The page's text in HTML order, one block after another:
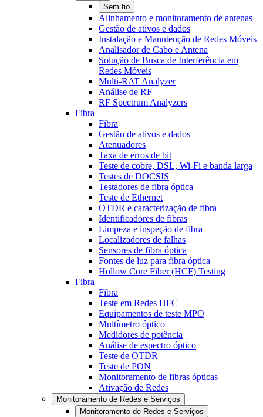
Sem fio
Alinhamento e monitoramento de antenas
Gestão de ativos e dados
Instalação e Manutenção de Redes Móveis
Analisador de Cabo e Antena
Solução de Busca de Interferência em
Redes Móveis
Multi-RAT Analyzer
Análise de RF
RF Spectrum Analyzers
Fibra
Fibra
Gestão de ativos e dados
Atenuadores
Taxa de erros de bit
Teste de cobre, DSL, Wi-Fi e banda larga
Testes de DOCSIS
Testadores de fibra óptica
Teste de Ethernet
OTDR e caracterização de fibra
Identificadores de fibras
Limpeza e inspeção de fibra
Localizadores de falhas
Sensores de fibra óptica
Fontes de luz para fibra óptica
Hollow Core Fiber (HCF) Testing
Fibra
Fibra
Teste em Redes HFC
Equipamentos de teste MPO
Multímetro óptico
Medidores de potência
Análise de espectro óptico
Teste de OTDR
Teste de PON
Monitoramento de fibras ópticas
Ativação de Redes
Monitoramento de Redes e Serviços
Monitoramento de Redes e Serviços